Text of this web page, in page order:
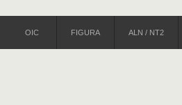
OIC FIGURA ALN / NT2